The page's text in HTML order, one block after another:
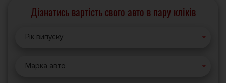
Дізнатись вартість свого авто в пару кліків
Рік випуску
Марка авто